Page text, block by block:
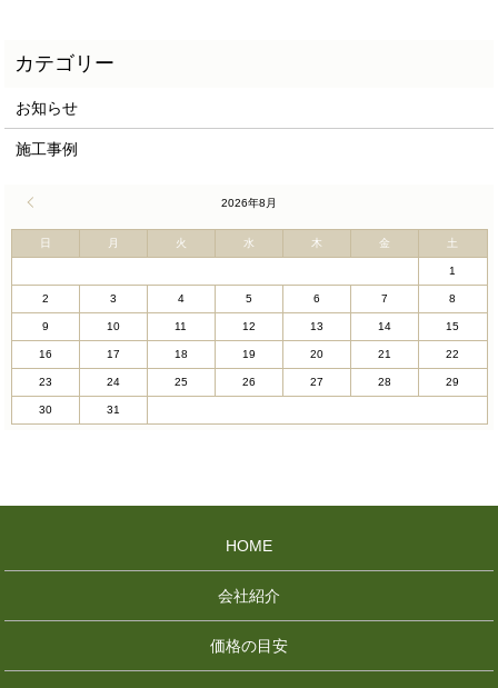
お知らせ
施工事例
2026年8月
日 月 火 水 木 金 土
1
2 3 4 5 6 7 8
9 10 11 12 13 14 15
16 17 18 19 20 21 22
23 24 25 26 27 28 29
30 31
HOME
会社紹介
価格の目安